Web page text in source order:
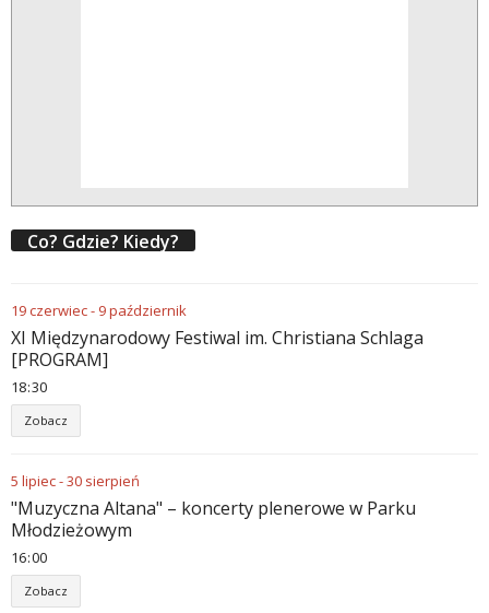
Co? Gdzie? Kiedy?
19czerwiec- 9październik
XI Międzynarodowy Festiwal im. Christiana Schlaga
[PROGRAM]
18:30
Zobacz
5 lipiec-30 sierpień
"Muzyczna Altana" – koncerty plenerowe w Parku
Młodzieżowym
16:00
Zobacz